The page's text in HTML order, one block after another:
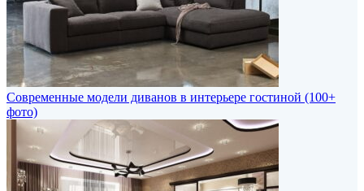
Современные модели диванов в интерьере гостиной (100+
фото)